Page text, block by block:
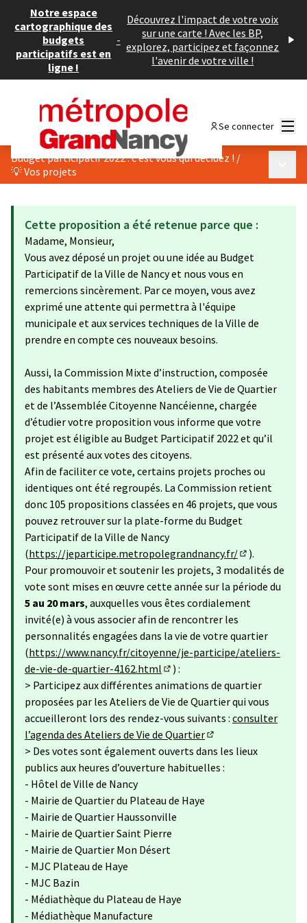
Notre espace
cartographique des
budgets
participatifs est en
ligne !
-
Découvrez l'impact de votre voix
sur une carte ! Avec les BP,
explorez, participez et façonnez
l'avenir de votre ville !
Se connecter
Budget participatif 2022 : c’est vous qui décidez ! /
💡 Vos projets
Cette proposition a été retenue parce que :
Madame, Monsieur,
Vous avez déposé un projet ou une idée au Budget
Participatif de la Ville de Nancy et nous vous en
remercions sincèrement. Par ce moyen, vous avez
exprimé une attente qui permettra à l'équipe
municipale et aux services techniques de la Ville de
prendre en compte ces nouveaux besoins.
Aussi, la Commission Mixte d’instruction, composée
des habitants membres des Ateliers de Vie de Quartier
et de l’Assemblée Citoyenne Nancéienne, chargée
d’étudier votre proposition vous informe que votre
projet est éligible au Budget Participatif 2022 et qu’il
est présenté aux votes des citoyens.
Afin de faciliter ce vote, certains projets proches ou
identiques ont été regroupés. La Commission retient
donc 105 propositions classées en 46 projets, que vous
pouvez retrouver sur la plate-forme du Budget
Participatif de la Ville de Nancy
(https://jeparticipe.metropolegrandnancy.fr/
(S'ouvre
).
Pour promouvoir et soutenir les projets, 3 modalités de
vote sont mises en œuvre cette année sur la période du
5 au 20 mars, auxquelles vous êtes cordialement
invité(e) à vous associer afin de rencontrer les
personnalités engagées dans la vie de votre quartier
(https://www.nancy.fr/citoyenne/je-participe/ateliers-
de-vie-de-quartier-4162.html
(Lien externe)
) :
> Participez aux différentes animations de quartier
proposées par les Ateliers de Vie de Quartier qui vous
accueilleront lors des rendez-vous suivants : consulter
l’agenda des Ateliers de Vie de Quartier
(Lien externe)
> Des votes sont également ouverts dans les lieux
publics aux heures d’ouverture habituelles :
- Hôtel de Ville de Nancy
- Mairie de Quartier du Plateau de Haye
- Mairie de Quartier Haussonville
- Mairie de Quartier Saint Pierre
- Mairie de Quartier Mon Désert
- MJC Plateau de Haye
- MJC Bazin
- Médiathèque du Plateau de Haye
- Médiathèque Manufacture